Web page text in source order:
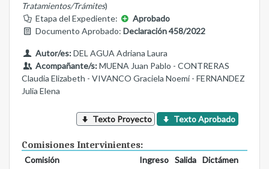
Tratamientos/Trámites)
Etapa del Expediente:
Aprobado
Documento Aprobado: Declaración 458/2022
Autor/es:DEL AGUA Adriana Laura
Acompañante/s:MUENA Juan Pablo - CONTRERAS
Claudia Elizabeth - VIVANCO Graciela Noemí - FERNANDEZ
Julia Elena
Texto Proyecto Texto Aprobado
Comisiones Intervinientes:
Comisión Ingreso Salida
Dictámen